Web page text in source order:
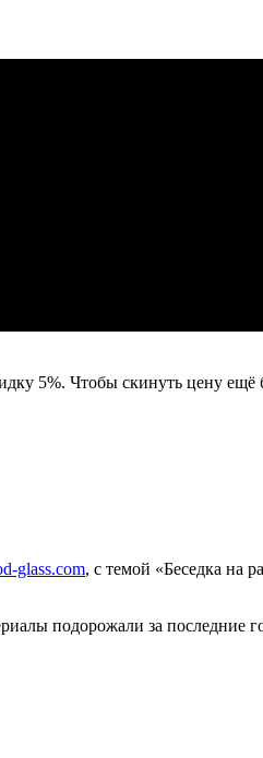
5%. Чтобы скинуть цену ещё
glass.com, с темой «Беседка на
подорожали за последние